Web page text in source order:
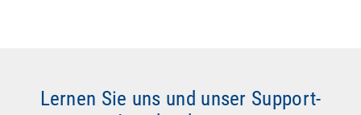
Lernen Sie uns und unser Support-